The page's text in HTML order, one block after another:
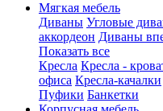
Мягкая мебель
Диваны Угловые
аккордеон Диваны
Показать все
Кресла Кресла -
офиса Кресла-качалки
Пуфики Банкетки